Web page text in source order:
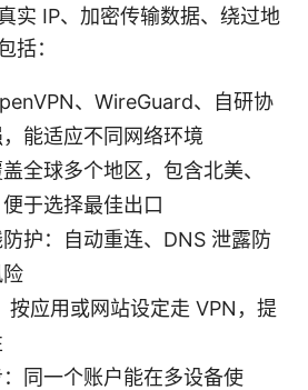
实 IP、加密传输数据、绕过地
括：
、WireGuard、自研协
能适应不同网络环境
全球多个地区，包含北美、
于选择最佳出口
护：自动重连、DNS 泄露防
按应用或网站设定走 VPN，提
同一个账户能在多设备使